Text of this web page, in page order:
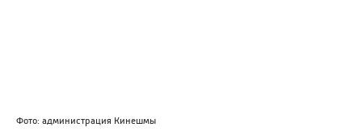
Фото: администрация Кинешмы